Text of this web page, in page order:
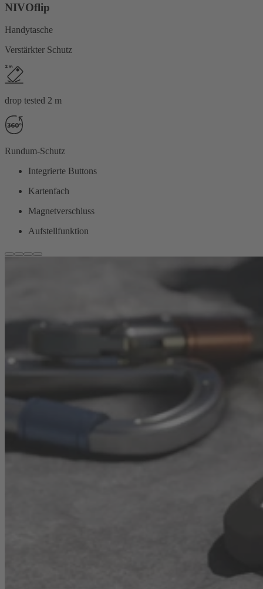
NIVOflip
Handytasche
Verstärkter Schutz
drop tested 2 m
Rundum-Schutz
Integrierte Buttons
Kartenfach
Magnetverschluss
Aufstellfunktion